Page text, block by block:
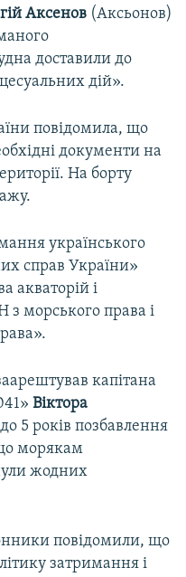
Аксенов (Аксьонов)
доставили до
дій».
повідомила, що
документи на
На борту
українського
справ України»
акваторій і
морського права і
капітана
Віктора
5 років позбавлення
морякам
жодних
повідомили, що
затримання і